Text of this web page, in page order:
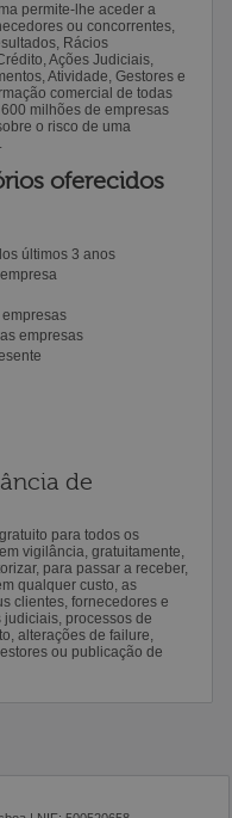
permite-lhe aceder a
ou concorrentes,
Rácios
Ações Judiciais,
Atividade, Gestores e
comercial de todas
milhões de empresas
o risco de uma
oferecidos
últimos 3 anos
empresas
de
para todos os
vigilância, gratuitamente,
para passar a receber,
qualquer custo, as
clientes, fornecedores e
processos de
alterações de failure,
ou publicação de